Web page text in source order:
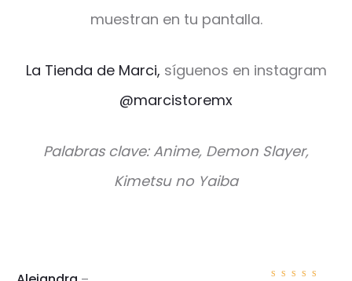
muestran en tu pantalla.
La Tienda de Marci, síguenos en instagram
@marcistoremx
Palabras clave: Anime, Demon Slayer,
Kimetsu no Yaiba